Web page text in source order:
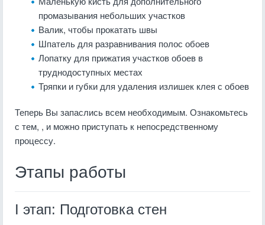
промазывания небольших участков
Валик, чтобы прокатать швы
Шпатель для разравнивания полос обоев
Лопатку для прижатия участков обоев в
труднодоступных местах
Тряпки и губки для удаления излишек клея с обоев
Теперь Вы запаслись всем необходимым. Ознакомьтесь
с тем, , и можно приступать к непосредственному
процессу.
Этапы работы
I этап: Подготовка стен